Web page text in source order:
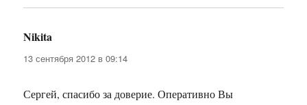
Nikita
13 сентября 2012 в 09:14
Сергей, спасибо за доверие. Оперативно Вы